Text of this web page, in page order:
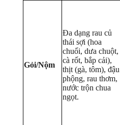
Gỏi/Nộm
Đa dạng rau củ
thái sợi (hoa
chuối, dưa chuột,
cà rốt, bắp cải),
thịt (gà, tôm), đậu
phộng, rau thơm,
nước trộn chua
ngọt.